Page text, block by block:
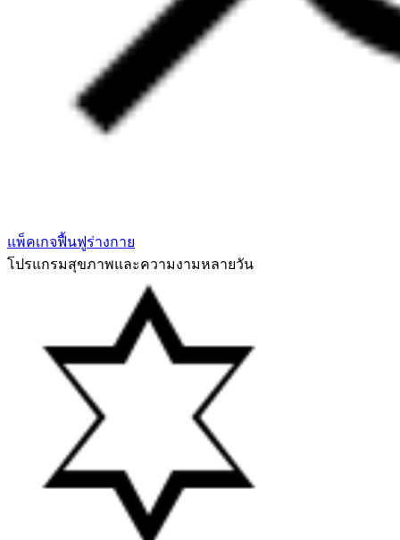
แพ็คเกจฟื้นฟูร่างกาย
โปรแกรมสุขภาพและความงามหลายวัน